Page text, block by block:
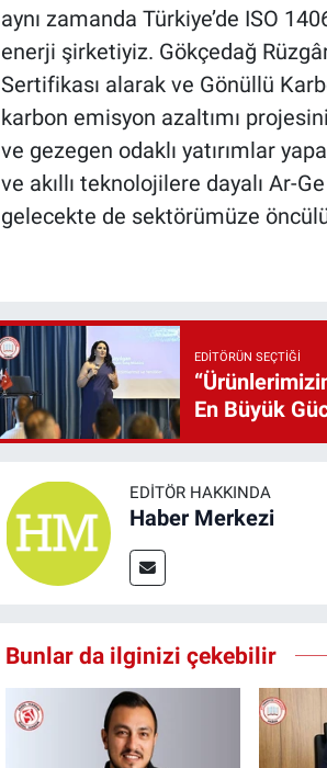
aynı zamanda Türkiye’de ISO
enerji şirketiyiz. Gökçedağ
Sertifikası alarak ve Gönüllü
karbon emisyon azaltımı
ve gezegen odaklı yatırımlar
ve akıllı teknolojilere dayalı Ar-
gelecekte de sektörümüze
EDITÖRÜN SEÇTIĞI
En Büyük
EDITÖR HAKKINDA
Haber Merkezi
Bunlar da ilginizi çekebilir